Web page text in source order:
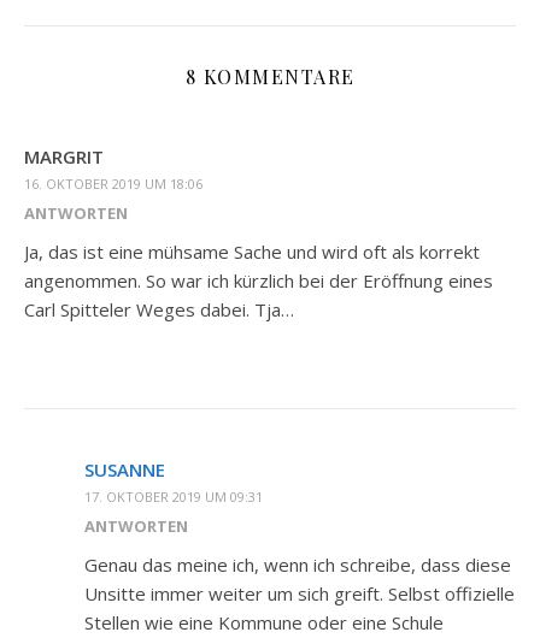
8 KOMMENTARE
MARGRIT
16. OKTOBER 2019 UM 18:06
ANTWORTEN
Ja, das ist eine mühsame Sache und wird oft als korrekt
angenommen. So war ich kürzlich bei der Eröffnung eines
Carl Spitteler Weges dabei. Tja…
SUSANNE
17. OKTOBER 2019 UM 09:31
ANTWORTEN
Genau das meine ich, wenn ich schreibe, dass diese
Unsitte immer weiter um sich greift. Selbst offizielle
Stellen wie eine Kommune oder eine Schule